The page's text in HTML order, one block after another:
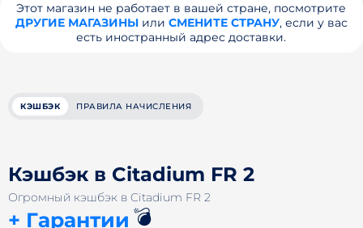
Этот магазин не работает в вашей стране, посмотрите
ДРУГИЕ МАГАЗИНЫили СМЕНИТЕ СТРАНУ, если у вас
есть иностранный адрес доставки.
КЭШБЭК ПРАВИЛА НАЧИСЛЕНИЯ
Кэшбэк в Citadium FR 2
Огромный кэшбэк в Citadium FR 2
+ Гарантии 💣